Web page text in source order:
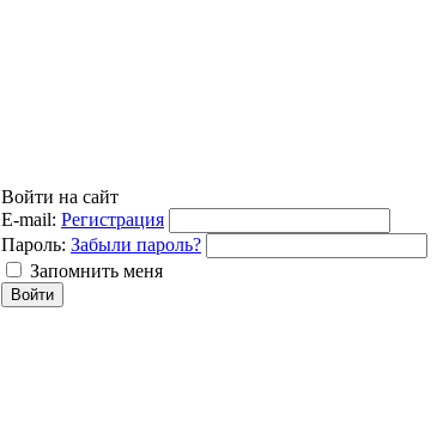
Войти на сайт
E-mail: Регистрация
Пароль: Забыли пароль?
Запомнить меня